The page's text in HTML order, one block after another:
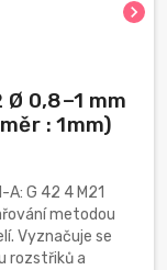
chevron_right
0,8–1 mm
: 1mm)
G 42 4 M21
metodou
Vyznačuje se
rozstřiků a